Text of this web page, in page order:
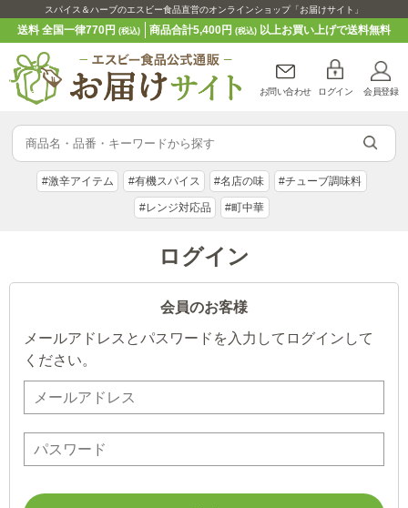
スパイス＆ハーブのエスビー食品直営のオンラインショップ「お届けサイト」
送料 全国一律770円(税込) 商品合計5,400円 (税込)以上お買い上げで送料無料
お問い合わせ ログイン 会員登録
#激辛アイテム #有機スパイス #名店の味 #チューブ調味料
#レンジ対応品 #町中華
ログイン
会員のお客様
メールアドレスとパスワードを入力してログインして
ください。